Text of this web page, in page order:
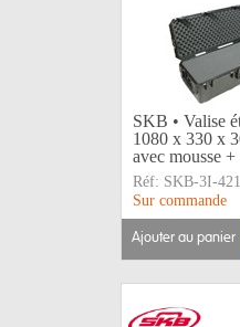
SKB • Valise
1080 x 330 x
avec mousse
Réf: SKB-3I-
Sur commande
ajouter au panier